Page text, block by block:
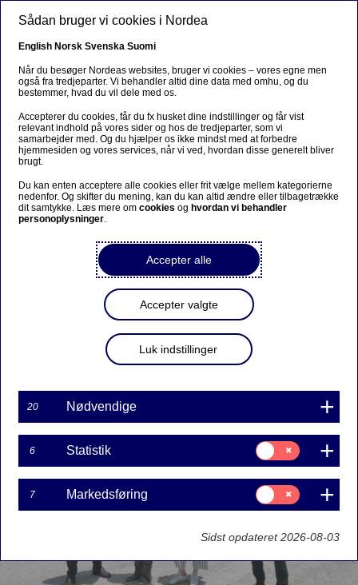
Gå til hovedindhold
Ansvarlige investeringer
Feltbesøg i Texas: Nordea i
gasselskaber om reduktion af
udledning
Under Texas’ bagende sol var Nordea Asset
Management på et ugelangt feltbesøg i Houston
og Permian Basin for at gå i dialog med 12
førende olie- og gasselskaber om at reducere
deres metanudslip.
Sådan bruger vi cookies i Nordea
English Norsk Svenska Suomi
Når du besøger Nordeas websites, bruger vi cookies – vores egne men
også fra tredjeparter. Vi behandler altid dine data med omhu, og du
bestemmer, hvad du vil dele med os.
Accepterer du cookies, får du fx husket dine indstillinger og får vist
relevant indhold på vores sider og hos de tredjeparter, som vi
samarbejder med. Og du hjælper os ikke mindst med at forbedre
hjemmesiden og vores services, når vi ved, hvordan disse generelt bliver
brugt.
Du kan enten acceptere alle cookies eller frit vælge mellem kategorierne
nedenfor. Og skifter du mening, kan du kan altid ændre eller tilbagetrække
dit samtykke. Læs mere omcookies og hvordan vi behandler
personoplysninger.
Accepter alle
Accepter valgte
Luk indstillinger
20 Nødvendige
6 Statistik
Samtykke
til:
Statistik
7 Markedsføring
Samtykke
til:
Markedsføring
Sidst opdateret 2026-08-03